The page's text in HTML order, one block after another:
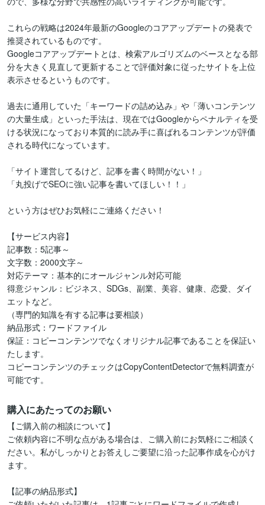
これらの戦略は2024年最新のGoogleのコアアップデートの発表で
推奨されているものです。
Googleコアアップデートとは、検索アルゴリズムのベースとなる部
分を大きく見直して更新することで評価対象に従ったサイトを上位
表示させるというものです。
過去に通用していた「キーワードの詰め込み」や「薄いコンテンツ
の大量生成」といった手法は、現在ではGoogleからペナルティを受
ける状況になっており本質的に読み手に喜ばれるコンテンツが評価
される時代になっています。
「サイト運営してるけど、記事を書く時間がない！」
「丸投げでSEOに強い記事を書いてほしい！！」
という方はぜひお気軽にご連絡ください！
【サービス内容】
記事数：5記事～
文字数：2000文字～
対応テーマ：基本的にオールジャンル対応可能
得意ジャンル：ビジネス、SDGs、副業、美容、健康、恋愛、ダイ
エットなど。
（専門的知識を有する記事は要相談）
納品形式：ワードファイル
保証：コピーコンテンツでなくオリジナル記事であることを保証い
たします。
コピーコンテンツのチェックはCopyContentDetectorで無料調査が
購入にあたってのお願い
【ご購入前の相談について】
ご依頼内容に不明な点がある場合は、ご購入前にお気軽にご相談く
ださい。私がしっかりとお答えしご要望に沿った記事作成を心がけ
ます。
【記事の納品形式】